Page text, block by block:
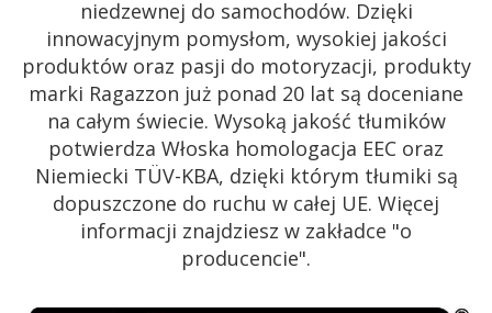
niedzewnej do samochodów. Dzięki
innowacyjnym pomysłom, wysokiej jakości
produktów oraz pasji do motoryzacji, produkty
marki Ragazzon już ponad 20 lat są doceniane
na całym świecie. Wysoką jakość tłumików
potwierdza Włoska homologacja EEC oraz
Niemiecki TÜV-KBA, dzięki którym tłumiki są
dopuszczone do ruchu w całej UE. Więcej
informacji znajdziesz w zakładce "o
producencie".